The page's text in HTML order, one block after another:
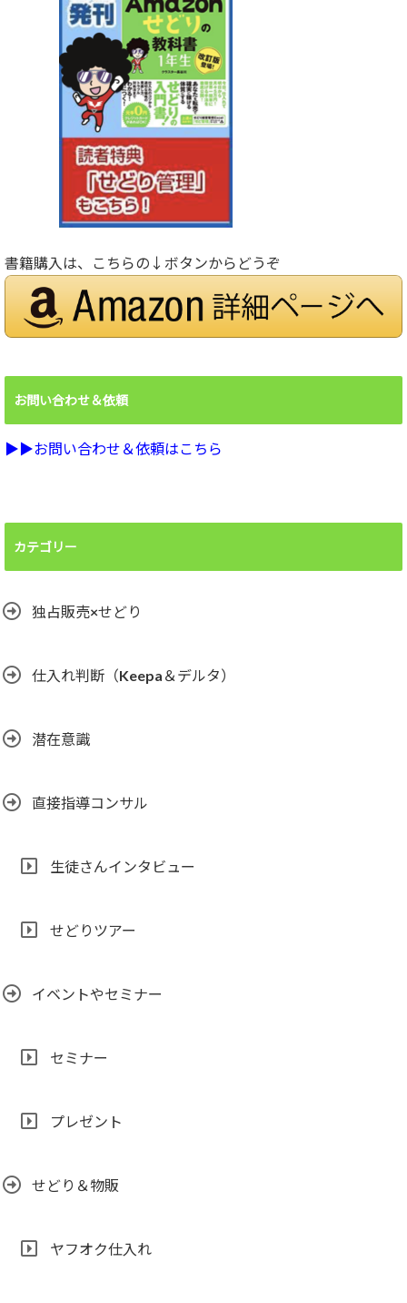
書籍購入は、こちらの↓ボタンからどうぞ
お問い合わせ＆依頼
▶︎▶︎お問い合わせ＆依頼はこちら
カテゴリー
独占販売×せどり
仕入れ判断（Keepa＆デルタ）
潜在意識
直接指導コンサル
生徒さんインタビュー
せどりツアー
イベントやセミナー
セミナー
プレゼント
せどり＆物販
ヤフオク仕入れ